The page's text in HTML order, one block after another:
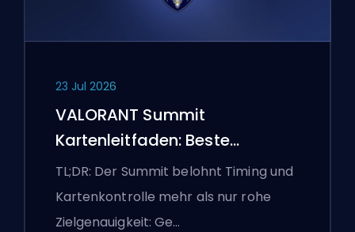
23 Jul 2026
VALORANT Summit
Kartenleitfaden: Beste
Agenten, Callouts und
Smokes
TL;DR: Der Summit belohnt Timing und
Kartenkontrolle mehr als nur rohe
Zielgenauigkeit: Ge…